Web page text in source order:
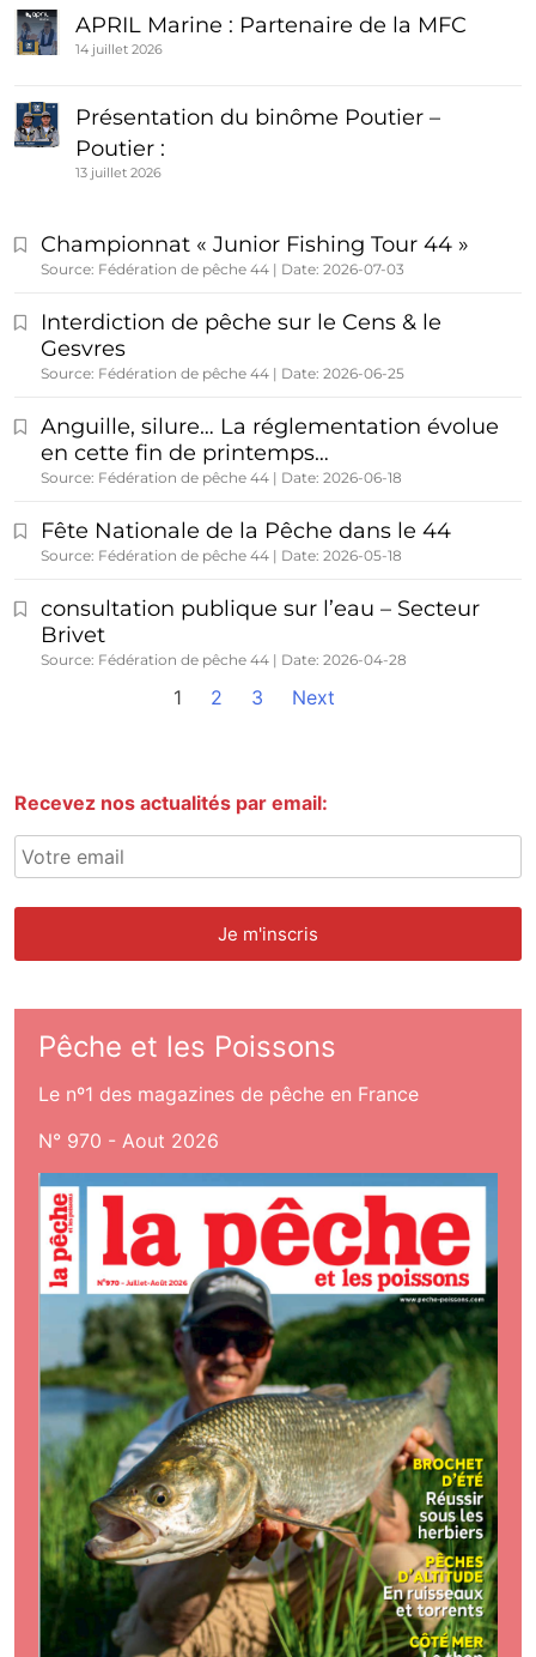
APRIL Marine : Partenaire de la MFC
14 juillet 2026
Présentation du binôme Poutier –
Poutier :
13 juillet 2026
Championnat « Junior Fishing Tour 44 »
Source: Fédération de pêche 44 Date: 2026-07-03
Interdiction de pêche sur le Cens & le
Gesvres
Source: Fédération de pêche 44 Date: 2026-06-25
Anguille, silure… La réglementation évolue
en cette fin de printemps…
Source: Fédération de pêche 44 Date: 2026-06-18
Fête Nationale de la Pêche dans le 44
Source: Fédération de pêche 44 Date: 2026-05-18
consultation publique sur l’eau – Secteur
Brivet
Source: Fédération de pêche 44 Date: 2026-04-28
1 2 3 Next
Recevez nos actualités par email:
Pêche et les Poissons
Le nº1 des magazines de pêche en France
N° 970 - Aout 2026